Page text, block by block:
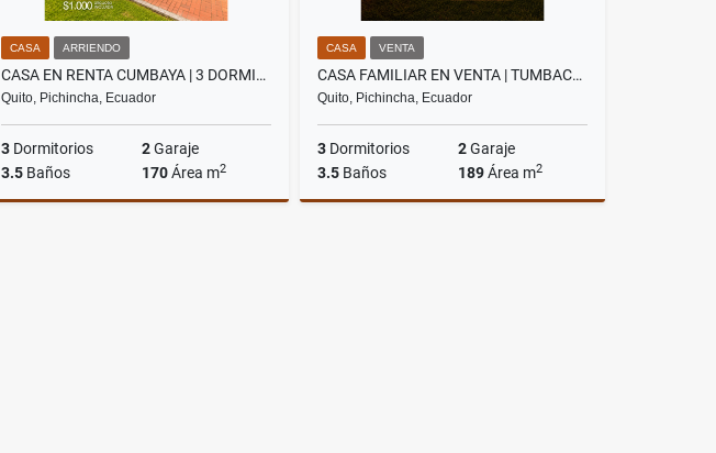
CASA ARRIENDO
CASA EN RENTA CUMBAYA | 3 DORMITORIOS | SEGURIDAD | CERCA USFQ
Quito, Pichincha, Ecuador
3 Dormitorios 2Garaje
3.5 Baños 170Área m2
CASA VENTA
CASA FAMILIAR EN VENTA | TUMBACO – CLUB EL NACIONAL | DOBLE SEGURIDAD
Quito, Pichincha, Ecuador
3 Dormitorios 2Garaje
3.5 Baños 189Área m2